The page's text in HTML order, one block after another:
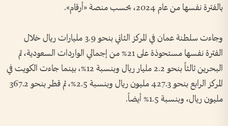
بالفترة نفسها من عام 2024، بحسب منصة «أرقام».
وجاءت سلطنة عمان في المركز الثاني بنحو 3.9 مليارات ريال خلال
الفترة نفسها مستحوذة على 21% من إجمالي الواردات السعودية، ثم
البحرين ثالثاً بنحو 2.2 مليار ريال وبنسبة 12%، بينما جاءت الكويت في
المركز الرابع بنحو 427.3 مليون ريال وبنسبة 2.5%، ثم قطر بنحو 367.2
مليون ريال، وبنسبة 1.5% أيضاً.